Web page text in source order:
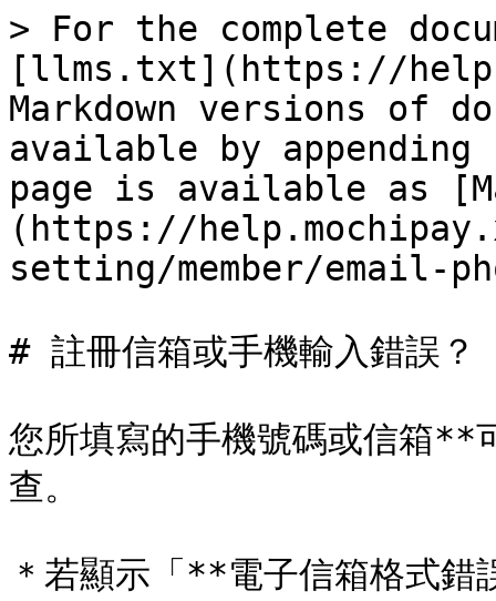
> For the complete
[llms.txt](https://
Markdown versions of
available by
page is available as
(https://
setting/member/email-
# 註冊信箱或手機輸入錯誤？
您所填寫的手機號碼或信箱**
查。
＊若顯示「**電子信箱格式